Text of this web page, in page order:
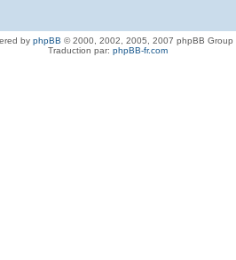
by phpBB © 2000, 2002, 2005, 2007 phpBB Group
Traduction par: phpBB-fr.com